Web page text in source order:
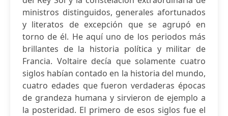
ministros distinguidos, generales afortunados
y literatos de excepción que se agrupó en
torno de él. He aquí uno de los periodos más
brillantes de la historia política y militar de
Francia. Voltaire decía que solamente cuatro
siglos habían contado en la historia del mundo,
cuatro edades que fueron verdaderas épocas
de grandeza humana y sirvieron de ejemplo a
la posteridad. El primero de esos siglos fue el